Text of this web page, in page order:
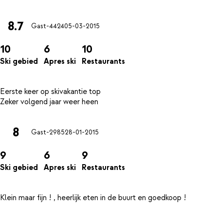
8.7 Gast-442405-03-2015
10
Ski gebied
6
Apres ski
10
Restaurants
Eerste keer op skivakantie top
8 Gast-298528-01-2015
9
Ski gebied
6
Apres ski
9
Restaurants
Klein maar fijn ! , heerlijk eten in de buurt en goedkoop !